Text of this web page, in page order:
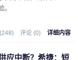
评论 (0) 详细内容
应中断？希捷：短